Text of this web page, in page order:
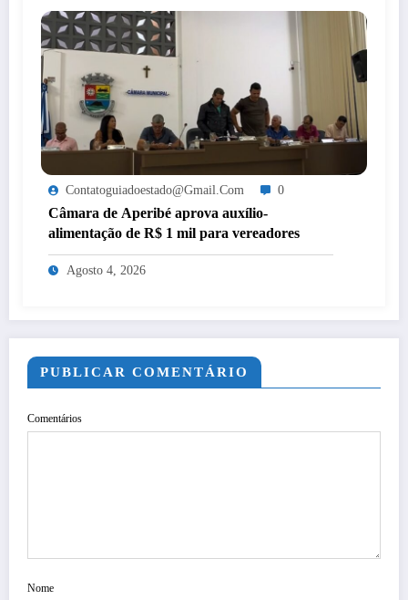
Contatoguiadoestado@gmail.com 0
Câmara de Aperibé aprova auxílio-
alimentação de R$ 1 mil para vereadores
Agosto 4, 2026
PUBLICAR COMENTÁRIO
Comentários
Nome